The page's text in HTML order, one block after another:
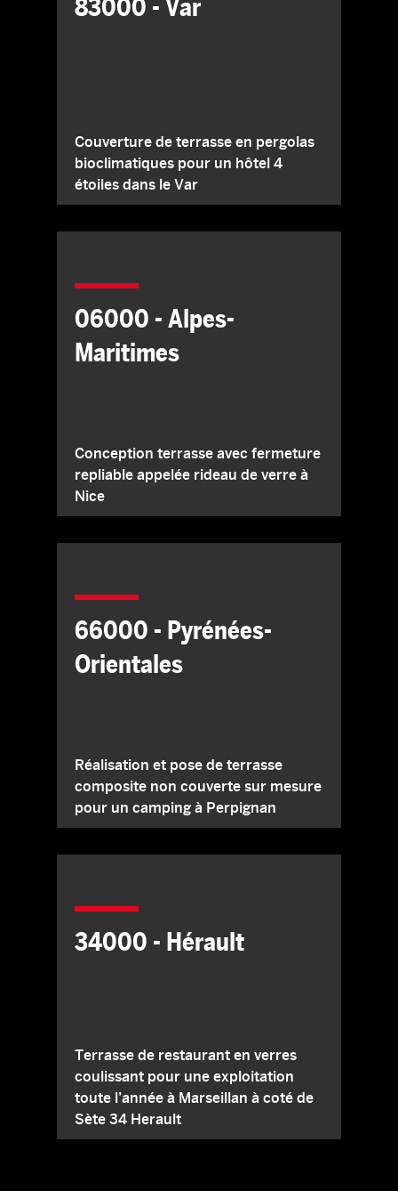
83000 - Var
Couverture de terrasse en pergolas
bioclimatiques pour un hôtel 4
étoiles dans le Var
06000 - Alpes-
Maritimes
Conception terrasse avec fermeture
repliable appelée rideau de verre à
Nice
66000 - Pyrénées-
Orientales
Réalisation et pose de terrasse
composite non couverte sur mesure
pour un camping à Perpignan
34000 - Hérault
Terrasse de restaurant en verres
coulissant pour une exploitation
toute l’année à Marseillan à coté de
Sète 34 Herault